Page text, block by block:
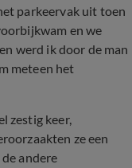
parkeervak uit toen
en we
werd ik door de man
meteen het
zestig keer,
ze een
andere